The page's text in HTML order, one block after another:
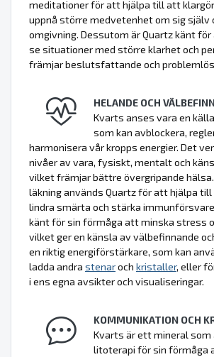
meditationer för att hjälpa till att
uppnå större medvetenhet om sig själv
omgivning. Dessutom är Quartz känt
se situationer med större klarhet och
främjar beslutsfattande och
HELANDE OCH
Kvarts anses vara en
som kan avblockera,
harmonisera vår kropps energier. Det
nivåer av vara, fysiskt, mentalt och
vilket främjar bättre övergripande
läkning används Quartz för att hjälpa till
lindra smärta och stärka
känt för sin förmåga att minska stress
vilket ger en känsla av välbefinnande
en riktig energiförstärkare, som kan
ladda andra stenaroch kristaller, eller
i ens egna avsikter och visualiseringar.
KOMMUNIKATION OCH
Kvarts är ett mineral som
litoterapi för sin förmåga